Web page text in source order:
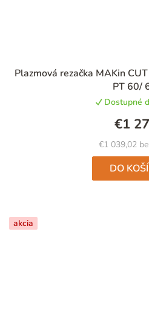
Plazmová rezačka MAKin
PT 60/
Dostupné
€1 039,02
€1
DO
akcia